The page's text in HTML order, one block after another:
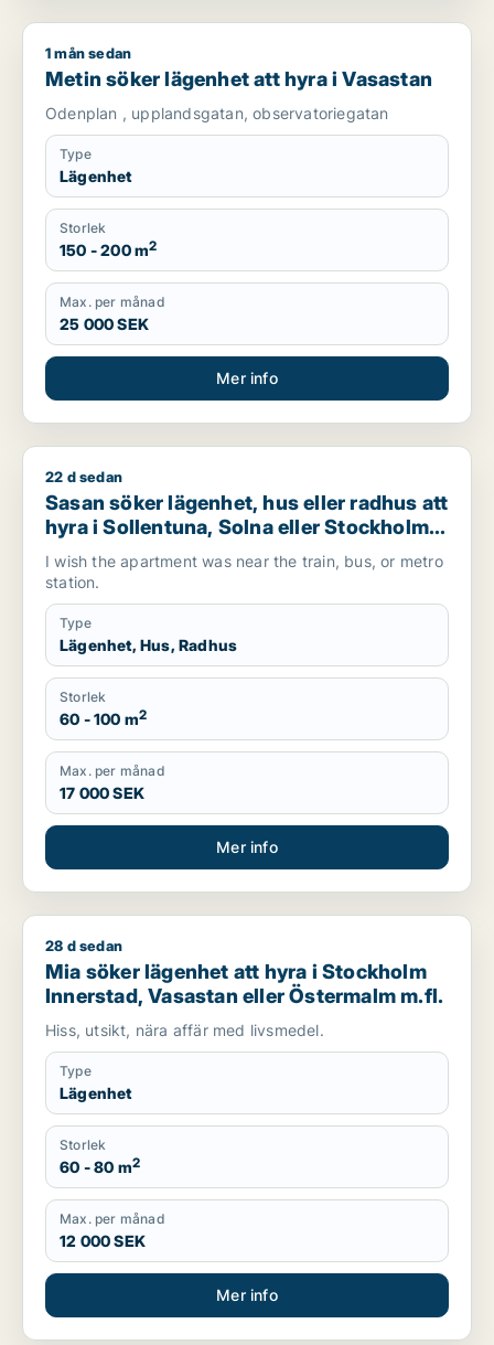
Metin söker lägenhet att hyra i Vasastan
1 mån sedan
Metin söker lägenhet att hyra i Vasastan
Odenplan , upplandsgatan, observatoriegatan
Type
Lägenhet
Storlek
150 - 200 m2
Max. per månad
25 000 SEK
Mer info
Sasan söker lägenhet, hus eller radhus att hyra i
22 d sedan
Sasan söker lägenhet, hus eller radhus att
hyra i Sollentuna, Solna eller Stockholm
Innerstad m.fl.
I wish the apartment was near the train, bus, or metro
station.
Type
Lägenhet, Hus, Radhus
Storlek
60 - 100 m2
Max. per månad
17 000 SEK
Mer info
Mia söker lägenhet att hyra i Stockholm Innerstad,
28 d sedan
Mia söker lägenhet att hyra i Stockholm
Innerstad, Vasastan eller Östermalm m.fl.
Hiss, utsikt, nära affär med livsmedel.
Type
Lägenhet
Storlek
60 - 80 m2
Max. per månad
12 000 SEK
Mer info